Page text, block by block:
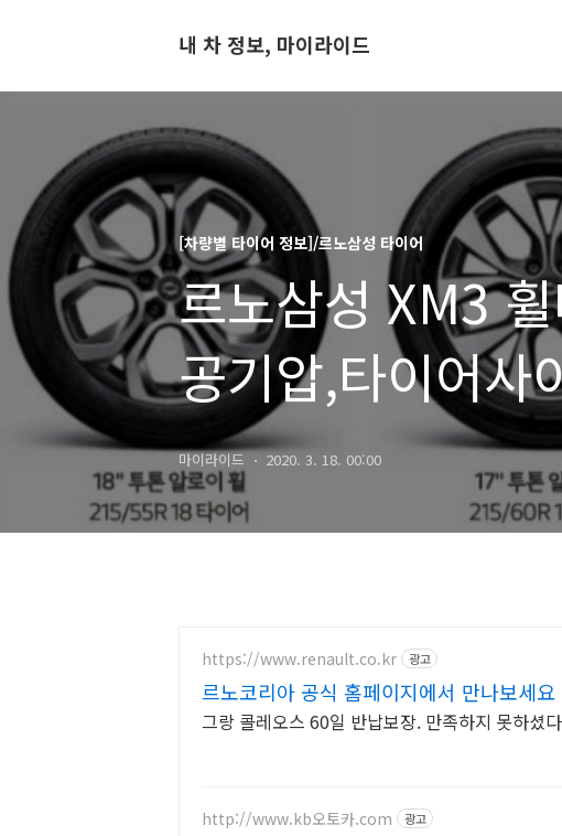
내 차 정보, 마이라이드
[차량별 타이어 정보]/르노삼성 타이어
르노삼성 XM3
공기압,타이어사
마이라이드 2020. 3. 18. 00:00
https://www.renault.co.kr 광고
르노코리아 공식 홈페이지에서 만나보세요
그랑 콜레오스 60일 반납보장. 만족하지 못하셨
http://www.kb오토카.com 광고